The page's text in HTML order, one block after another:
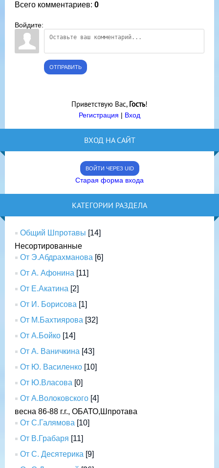
Всего комментариев: 0
Войдите:
ОТПРАВИТЬ
Приветствую Вас, Гость!
Регистрация | Вход
ВХОД НА САЙТ
ВОЙТИ ЧЕРЕЗ UID
Старая форма входа
КАТЕГОРИИ РАЗДЕЛА
Общий Шпротавы [14]
Несортированные
От Э.Абдрахманова [6]
От А. Афонина [11]
От Е.Акатина [2]
От И. Борисова [1]
От М.Бахтиярова [32]
От А.Бойко [14]
От А. Ваничкина [43]
От Ю. Василенко [10]
От Ю.Власова [0]
От А.Волоковского [4]
весна 86-88 г.г., ОБАТО,Шпротава
От С.Галямова [10]
От В.Грабаря [11]
От С. Десятерика [9]